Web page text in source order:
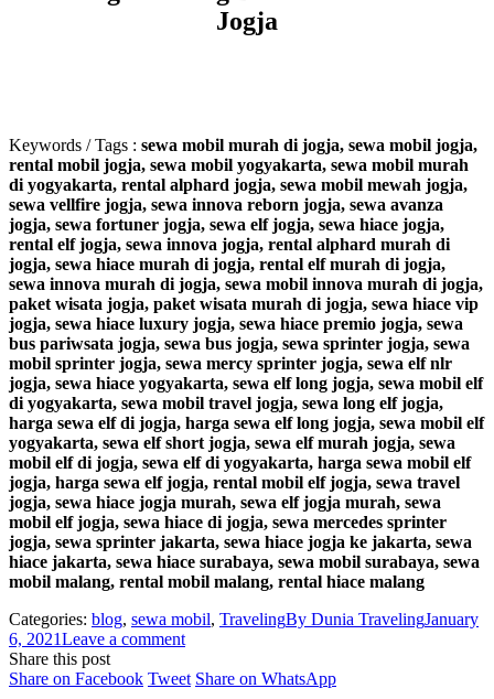
Jogja
Keywords / Tags : sewa mobil murah di jogja, sewa mobil jogja,
rental mobil jogja, sewa mobil yogyakarta, sewa mobil murah
di yogyakarta, rental alphard jogja, sewa mobil mewah jogja,
sewa vellfire jogja, sewa innova reborn jogja, sewa avanza
jogja, sewa fortuner jogja, sewa elf jogja, sewa hiace jogja,
rental elf jogja, sewa innova jogja, rental alphard murah di
jogja, sewa hiace murah di jogja, rental elf murah di jogja,
sewa innova murah di jogja, sewa mobil innova murah di jogja,
paket wisata jogja, paket wisata murah di jogja, sewa hiace vip
jogja, sewa hiace luxury jogja, sewa hiace premio jogja, sewa
bus pariwsata jogja, sewa bus jogja, sewa sprinter jogja, sewa
mobil sprinter jogja, sewa mercy sprinter jogja, sewa elf nlr
jogja, sewa hiace yogyakarta, sewa elf long jogja, sewa mobil elf
di yogyakarta, sewa mobil travel jogja, sewa long elf jogja,
harga sewa elf di jogja, harga sewa elf long jogja, sewa mobil elf
yogyakarta, sewa elf short jogja, sewa elf murah jogja, sewa
mobil elf di jogja, sewa elf di yogyakarta, harga sewa mobil elf
jogja, harga sewa elf jogja, rental mobil elf jogja, sewa travel
jogja, sewa hiace jogja murah, sewa elf jogja murah, sewa
mobil elf jogja, sewa hiace di jogja, sewa mercedes sprinter
jogja, sewa sprinter jakarta, sewa hiace jogja ke jakarta, sewa
hiace jakarta, sewa hiace surabaya, sewa mobil surabaya, sewa
mobil malang, rental mobil malang, rental hiace malang
Categories: blog, sewa mobil, TravelingBy Dunia TravelingJanuary
6, 2021Leave a comment
Share this post
Share on FacebookShare
TweetShare
Share on WhatsAppShare